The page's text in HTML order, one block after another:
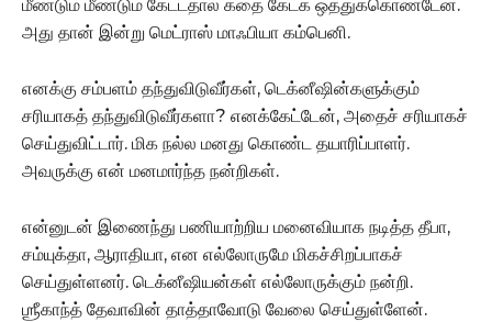
மீண்டும் மீண்டும் கேட்டதால் கதை கேட்க ஒத்துக்கொண்டேன்.
அது தான் இன்று மெட்ராஸ் மாஃபியா கம்பெனி.
எனக்கு சம்பளம் தந்துவிடுவீர்கள், டெக்னீஷின்களுக்கும்
சரியாகத் தந்துவிடுவீர்களா? எனக்கேட்டேன், அதைச் சரியாகச்
செய்துவிட்டார். மிக நல்ல மனது கொண்ட தயாரிப்பாளர்.
அவருக்கு என் மனமார்ந்த நன்றிகள்.
என்னுடன் இணைந்து பணியாற்றிய மனைவியாக நடித்த தீபா,
சம்யுக்தா, ஆராதியா, என எல்லோருமே மிகச்சிறப்பாகச்
செய்துள்ளனர். டெக்னீஷியன்கள் எல்லோருக்கும் நன்றி.
ஶ்ரீகாந்த் தேவாவின் தாத்தாவோடு வேலை செய்துள்ளேன்.